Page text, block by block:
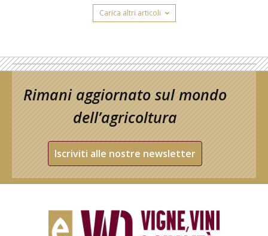
Carica altri articoli
Rimani aggiornato sul mondo
dell’agricoltura
Iscriviti alle nostre newsletter